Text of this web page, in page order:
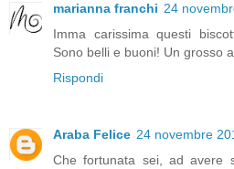
marianna franchi 24
Imma carissima questi
Sono belli e buoni! Un grosso
Rispondi
Araba Felice 24 novembre
Che fortunata sei, ad avere